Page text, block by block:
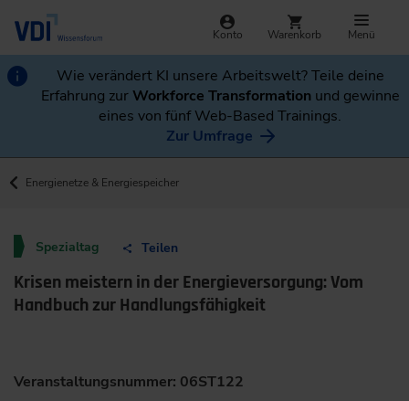
Konto Warenkorb Menü
Wie verändert KI unsere Arbeitswelt? Teile deine
Erfahrung zurWorkforce Transformation und gewinne
eines von fünf Web-Based Trainings.
Zur Umfrage
Energienetze & Energiespeicher
Spezialtag Teilen
Krisen meistern in der Energieversorgung: Vom
Handbuch zur Handlungsfähigkeit
Veranstaltungsnummer: 06ST122